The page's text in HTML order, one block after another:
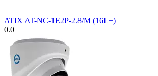
ATIX AT-NC-1E2P-2.8/M (16L+)
0.0